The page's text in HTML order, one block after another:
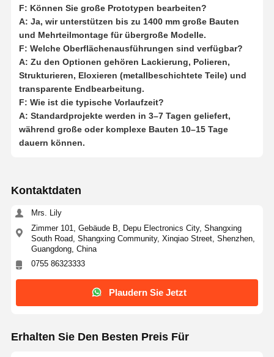
F: Können Sie große Prototypen bearbeiten?
A: Ja, wir unterstützen bis zu 1400 mm große Bauten
und Mehrteilmontage für übergroße Modelle.
F: Welche Oberflächenausführungen sind verfügbar?
A: Zu den Optionen gehören Lackierung, Polieren,
Strukturieren, Eloxieren (metallbeschichtete Teile) und
transparente Endbearbeitung.
F: Wie ist die typische Vorlaufzeit?
A: Standardprojekte werden in 3–7 Tagen geliefert,
während große oder komplexe Bauten 10–15 Tage
dauern können.
Kontaktdaten
Mrs. Lily
Zimmer 101, Gebäude B, Depu Electronics City, Shangxing
South Road, Shangxing Community, Xinqiao Street, Shenzhen,
Guangdong, China
0755 86323333
Plaudern Sie Jetzt
Erhalten Sie Den Besten Preis Für